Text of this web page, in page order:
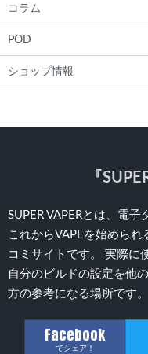
コラム
POD
ショップ情報
『
SUPER VAPERとは、電
これからVAPEを始めら
コミサイトです。 実際に
自分のビルドの設定を他
方の参考になる場所です。
Facebook
でシェア！